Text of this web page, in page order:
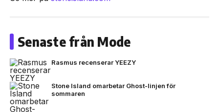
Senaste från Mode
Rasmus recenserar YEEZY
Stone Island omarbetar Ghost-linjen för
sommaren